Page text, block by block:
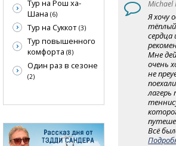
Michael
Я хочу
сердца
Мне
очень
не
лагерь
Всё
Тур на Рош ха-
Шана (6)
Тур на Суккот (3)
Тур повышенного
комфорта (8)
Один раз в сезоне
(2)